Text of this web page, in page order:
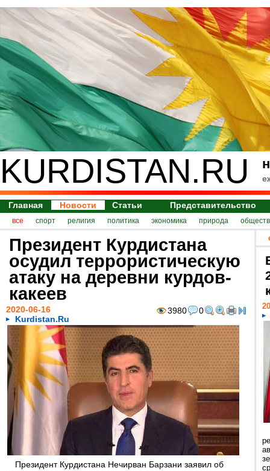
KURDISTAN.RU
Главная Новости Статьи Представительство
все спорт религия политика экономика природа
Президент Курдистана
осудил террористическую
атаку на деревни курдов-
какеев
3980 0
2020-06-16
Kurdistan.Ru
Президент Курдистана Нечирван Барзани заявил об